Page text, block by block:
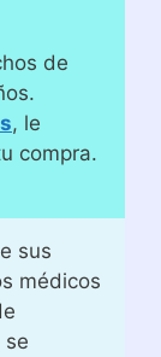
de
, le
compra.
sus
médicos
se